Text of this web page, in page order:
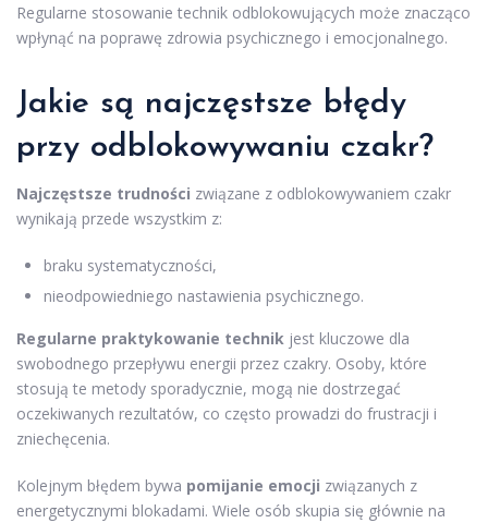
Regularne stosowanie technik odblokowujących może znacząco
wpłynąć na poprawę zdrowia psychicznego i emocjonalnego.
Jakie są najczęstsze błędy
przy odblokowywaniu czakr?
Najczęstsze trudności związane z odblokowywaniem czakr
wynikają przede wszystkim z:
braku systematyczności,
nieodpowiedniego nastawienia psychicznego.
Regularne praktykowanie technik jest kluczowe dla
swobodnego przepływu energii przez czakry. Osoby, które
stosują te metody sporadycznie, mogą nie dostrzegać
oczekiwanych rezultatów, co często prowadzi do frustracji i
zniechęcenia.
Kolejnym błędem bywa pomijanie emocji związanych z
energetycznymi blokadami. Wiele osób skupia się głównie na